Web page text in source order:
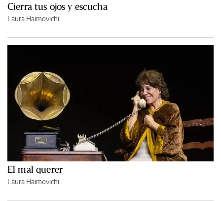
Cierra tus ojos y escucha
Laura Haimovichi
El mal querer
Laura Haimovichi